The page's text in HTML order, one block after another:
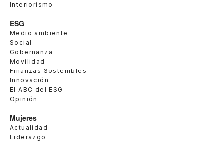
Interiorismo
ESG
Medio ambiente
Social
Gobernanza
Movilidad
Finanzas Sostenibles
Innovación
El ABC del ESG
Opinión
Mujeres
Actualidad
Liderazgo